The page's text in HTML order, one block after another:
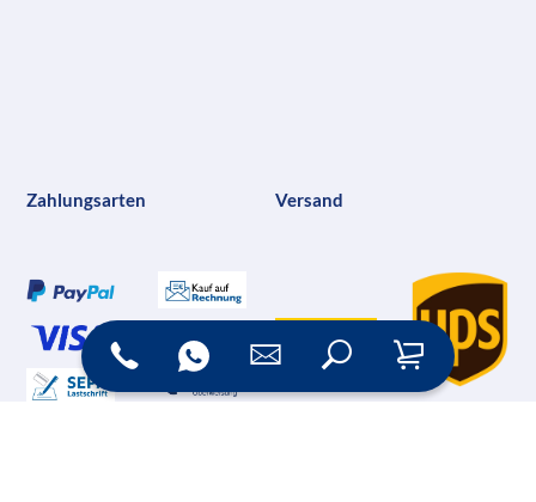
Zahlungsarten Versand